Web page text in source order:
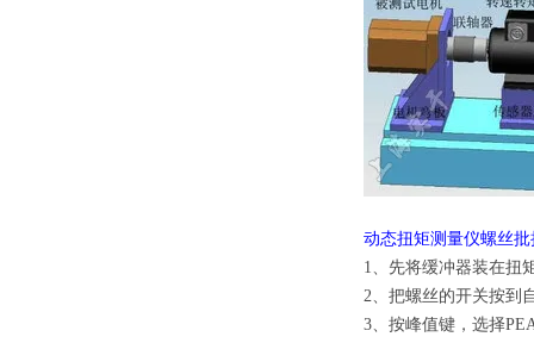
动态扭矩测量仪螺丝
1、先将缓冲器装在扭
2、把螺丝的开关按到
3、按峰值键，选择